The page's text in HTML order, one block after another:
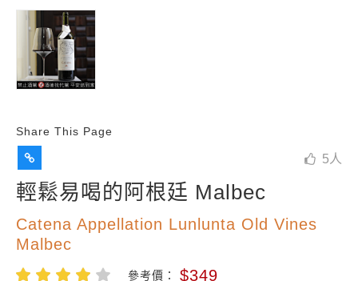
Share This Page
5 人
輕鬆易喝的阿根廷 Malbec
Catena Appellation Lunlunta Old Vines
Malbec
參考價： $349